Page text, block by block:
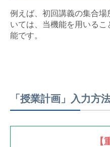
例えば、初回講義の集合
いては、当機能を用いる
能です。
「授業計画」入力方
【